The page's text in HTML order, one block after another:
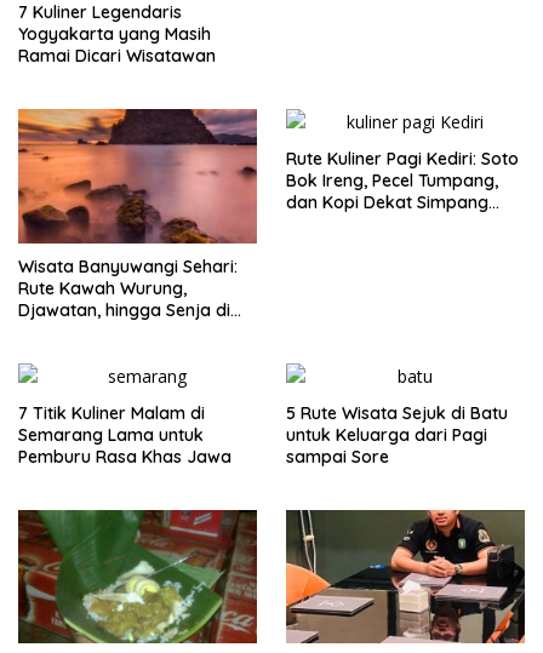
7 Kuliner Legendaris
Yogyakarta yang Masih
Ramai Dicari Wisatawan
Wisata Banyuwangi Sehari:
Rute Kawah Wurung,
Djawatan, hingga Senja di
Rute Kuliner Pagi Kediri: Soto
Bok Ireng, Pecel Tumpang,
dan Kopi Dekat Simpang
7 Titik Kuliner Malam di
Semarang Lama untuk
Pemburu Rasa Khas Jawa
5 Rute Wisata Sejuk di Batu
untuk Keluarga dari Pagi
sampai Sore